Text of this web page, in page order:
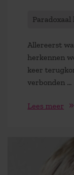
Paradoxaal
Allereerst
herkennen
keer
verbonden ...
Lees meer